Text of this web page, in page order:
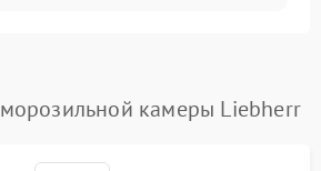
камеры Liebherr